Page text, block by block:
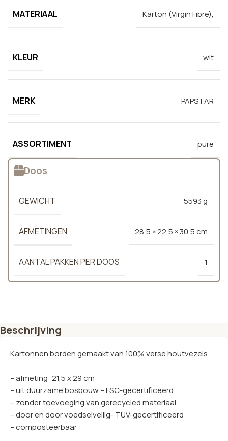
MATERIAAL Karton (Virgin Fibre),
KLEUR wit
MERK PAPSTAR
ASSORTIMENT pure
Doos
GEWICHT 5593 g
AFMETINGEN 28,5 × 22,5 × 30,5 cm
AANTAL PAKKEN PER DOOS 1
Beschrijving
Kartonnen borden gemaakt van 100% verse houtvezels
– afmeting: 21,5 x 29 cm
– uit duurzame bosbouw – FSC-gecertificeerd
– zonder toevoeging van gerecycled materiaal
– door en door voedselveilig- TÜV-gecertificeerd
– composteerbaar